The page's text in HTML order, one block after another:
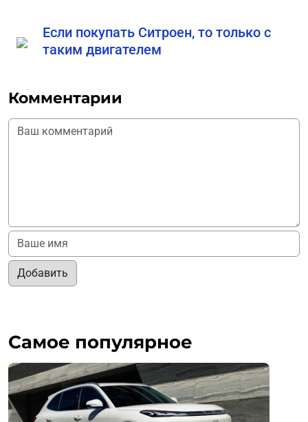
Если покупать Ситроен, то только с
таким двигателем
Комментарии
Добавить
Самое популярное